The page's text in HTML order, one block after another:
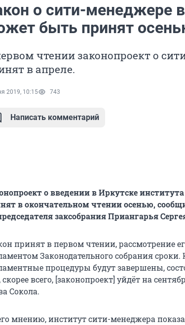
о сити-менеджере
быть принят
чтении законопроект о
в апреле.
2019, 10:15 743
Написать комментарий
о введении в Иркутске
в окончательном чтении осенью,
заксобрания Приангарья
принят в первом чтении, рассмотрение
Законодательного собрания
процедуры будут завершены,
скорее всего, [законопроект] уйдёт на
Сокола.
мнению, институт сити-менеджера